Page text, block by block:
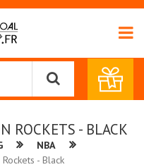
ROCKETS - BLACK
NBA
- Black